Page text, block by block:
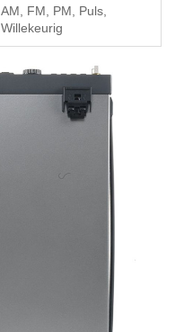
AM, FM, PM, Puls,
Willekeurig